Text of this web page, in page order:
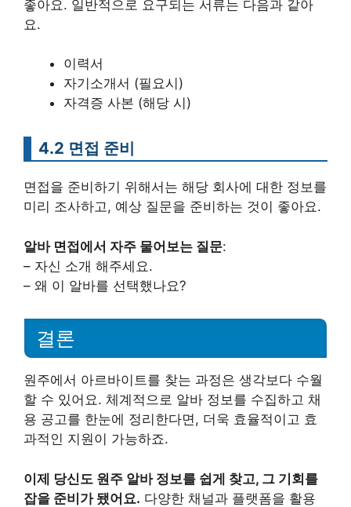
좋아요. 일반적으로 요구되는 서류는 다음과 같아
요.
이력서
자기소개서 (필요시)
자격증 사본 (해당 시)
4.2 면접 준비
면접을 준비하기 위해서는 해당 회사에 대한 정보를
미리 조사하고, 예상 질문을 준비하는 것이 좋아요.
알바 면접에서 자주 물어보는 질문:
– 자신 소개 해주세요.
– 왜 이 알바를 선택했나요?
결론
원주에서 아르바이트를 찾는 과정은 생각보다 수월
할 수 있어요. 체계적으로 알바 정보를 수집하고 채
용 공고를 한눈에 정리한다면, 더욱 효율적이고 효
과적인 지원이 가능하죠.
이제 당신도 원주 알바 정보를 쉽게 찾고, 그 기회를
잡을 준비가 됐어요. 다양한 채널과 플랫폼을 활용